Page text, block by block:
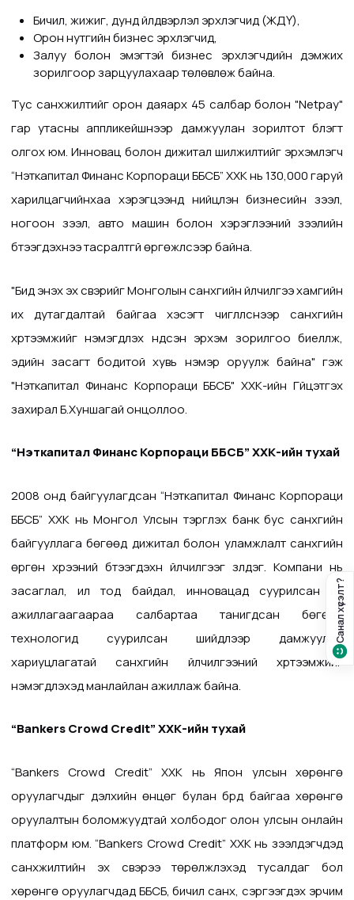
Санал хүсэлт?
Бичил, жижиг, дунд үйлдвэрлэл эрхлэгчид (ЖДҮ),
Орон нутгийн бизнес эрхлэгчид,
Залуу болон эмэгтэй бизнес эрхлэгчдийн дэмжих
зорилгоор зарцуулахаар төлөвлөж байна.
Тус санхүүжилтийг орон даяарх 45 салбар болон "Netpay"
гар утасны аппликейшнээр дамжуулан зорилтот бүлэгт
олгох юм. Инновац болон дижитал шилжилтийг эрхэмлэгч
“Нэткапитал Финанс Корпораци ББСБ” ХХКнь 130,000 гаруй
харилцагчийнхаа хэрэгцээнд нийцүүлэн бизнесийн зээл,
ногоон зээл, авто машин болон хэрэглээний зээлийн
бүтээгдэхүүнээ тасралтгүй өргөжүүлсээр байна.
"Бид энэхүү эх үүсвэрийг Монголын санхүүгийн үйлчилгээ хамгийн
их дутагдалтай байгаа хэсэгт чиглүүлснээр санхүүгийн
хүртээмжийг нэмэгдүүлэх үндсэн эрхэм зорилгоо биелүүлж,
эдийн засагт бодитой хувь нэмэр оруулж байна" гэж
"Нэткапитал Финанс Корпораци ББСБ" ХХК-ийн Гүйцэтгэх
захирал Б.Хуншагай онцоллоо.
“Нэткапитал Финанс Корпораци ББСБ” ХХК-ийн тухай
2008 онд байгуулагдсан“Нэткапитал Финанс Корпораци
ББСБ” ХХК нь Монгол Улсын тэргүүлэх банк бус санхүүгийн
байгууллага бөгөөд дижитал болон уламжлалт санхүүгийн
өргөн хүрээний бүтээгдэхүүн үйлчилгээг үзүүлдэг. Компани нь
засаглал, ил тод байдал, инновацад суурилсан үйл
ажиллагаагаараа салбартаа танигдсан бөгөөд
технологид суурилсан шийдлээр дамжуулан
хариуцлагатай санхүүгийн үйлчилгээний хүртээмжийг
нэмэгдүүлэхэд манлайлан ажиллаж байна.
“Bankers Crowd Credit” ХХК-ийн тухай
“Bankers Crowd Credit” ХХК ньЯпон улсын хөрөнгө
оруулагчдыг дэлхийн өнцөг булан бүрд байгаа хөрөнгө
оруулалтын боломжуудтай холбодог олон улсын онлайн
платформ юм. “Bankers Crowd Credit” ХХК нь зээлдэгчдэд
санхүүжилтийн эх үүсвэрээ төрөлжүүлэхэд тусалдаг бол
хөрөнгө оруулагчдад ББСБ, бичил санхүү, сэргээгдэх эрчим